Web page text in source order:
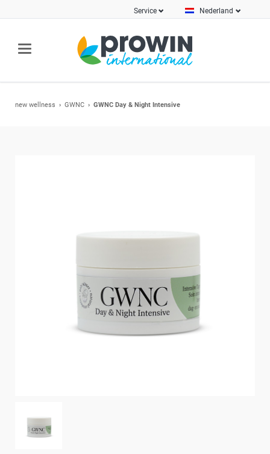
Nederland
Service
new wellness GWNC GWNC Day & Night Intensive